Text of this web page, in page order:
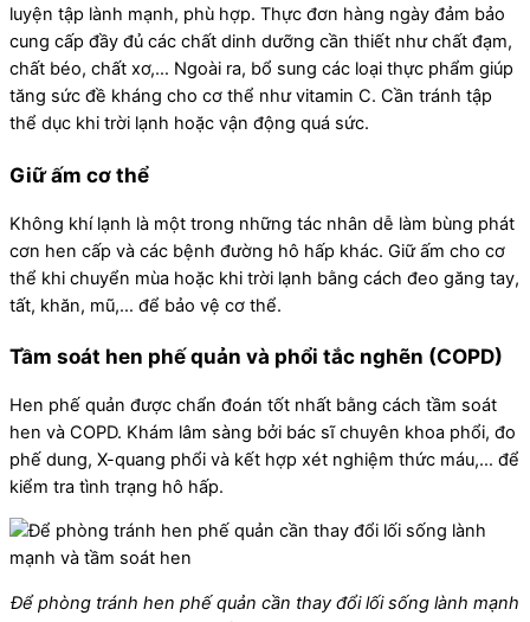
luyện tập lành mạnh, phù hợp. Thực đơn hàng ngày đảm bảo
cung cấp đầy đủ các chất dinh dưỡng cần thiết như chất đạm,
chất béo, chất xơ,… Ngoài ra, bổ sung các loại thực phẩm giúp
tăng sức đề kháng cho cơ thể như vitamin C. Cần tránh tập
thể dục khi trời lạnh hoặc vận động quá sức.
Giữ ấm cơ thể
Không khí lạnh là một trong những tác nhân dễ làm bùng phát
cơn hen cấp và các bệnh đường hô hấp khác. Giữ ấm cho cơ
thể khi chuyển mùa hoặc khi trời lạnh bằng cách đeo găng tay,
tất, khăn, mũ,… để bảo vệ cơ thể.
Tầm soát hen phế quản và phổi tắc nghẽn (COPD)
Hen phế quản được chẩn đoán tốt nhất bằng cách tầm soát
hen và COPD. Khám lâm sàng bởi bác sĩ chuyên khoa phổi, đo
phế dung, X-quang phổi và kết hợp xét nghiệm thức máu,… để
kiểm tra tình trạng hô hấp.
Để phòng tránh hen phế quản cần thay đổi lối sống lành mạnh